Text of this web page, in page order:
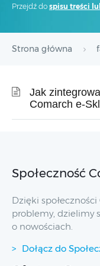
Przejdź do spisu treści
Strona główna
Jak
Comarch e-
Społeczność
Dzięki
problemy, dzielimy
o nowościach.
Dołącz do